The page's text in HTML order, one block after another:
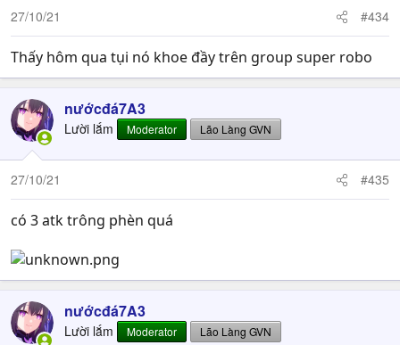
27/10/21 #434
Thấy hôm qua tụi nó khoe đầy trên group super robo
nướcđá7A3
Lười lắm Moderator Lão Làng GVN
27/10/21 #435
có 3 atk trông phèn quá
nướcđá7A3
Lười lắm Moderator Lão Làng GVN